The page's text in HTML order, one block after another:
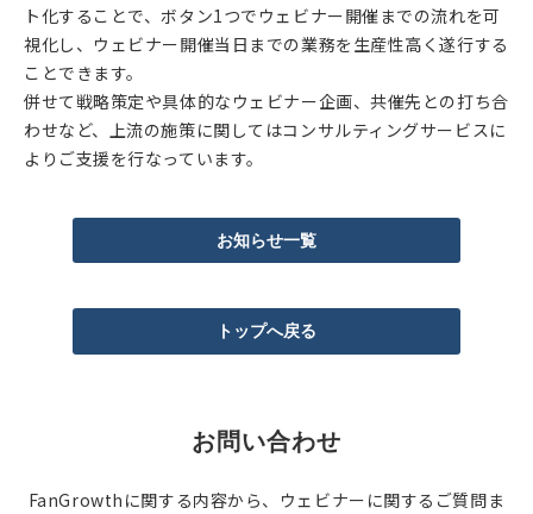
ト化することで、ボタン1つでウェビナー開催までの流れを可
視化し、ウェビナー開催当日までの業務を生産性高く遂行する
ことできます。
併せて戦略策定や具体的なウェビナー企画、共催先との打ち合
わせなど、上流の施策に関してはコンサルティングサービスに
よりご支援を行なっています。
お知らせ一覧
トップへ戻る
お問い合わせ
FanGrowthに関する内容から、ウェビナーに関するご質問ま